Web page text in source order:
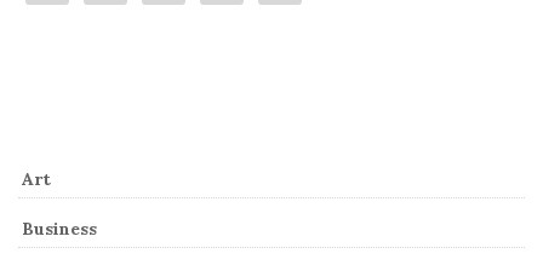
Art
Business